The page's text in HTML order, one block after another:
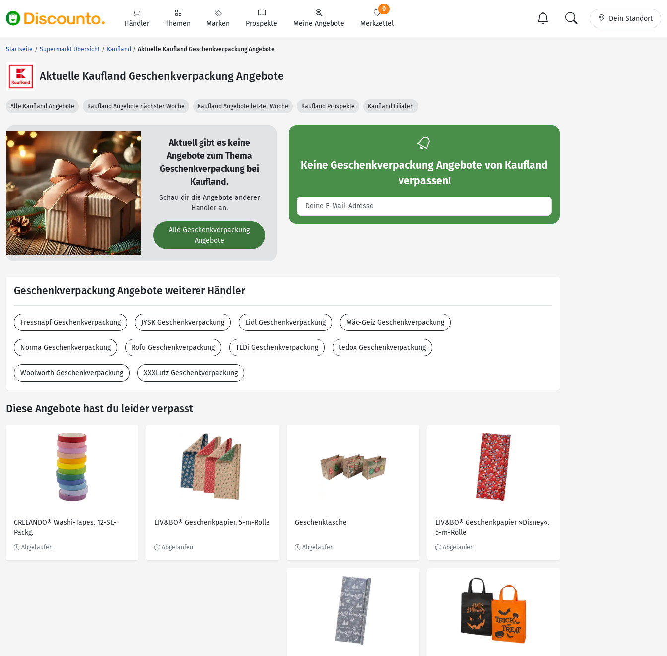
Händler Themen Marken Prospekte Meine Angebote Merkzettel
0
Dein Standort
Startseite Supermarkt Übersicht Kaufland Aktuelle Kaufland Geschenkverpackung Angebote
Aktuelle Kaufland Geschenkverpackung Angebote
Alle Kaufland Angebote Kaufland Angebote nächster Woche Kaufland Angebote letzter Woche Kaufland Prospekte Kaufland Filialen
Aktuell gibt es keine
Angebote zum Thema
Geschenkverpackung bei
Kaufland.
Schau dir die Angebote anderer
Händler an.
Alle Geschenkverpackung
Angebote
Keine Geschenkverpackung Angebote von Kaufland
verpassen!
Geschenkverpackung Angebote weiterer Händler
Fressnapf Geschenkverpackung JYSK Geschenkverpackung Lidl Geschenkverpackung Mäc-Geiz Geschenkverpackung
Norma Geschenkverpackung Rofu Geschenkverpackung TEDi Geschenkverpackung tedox Geschenkverpackung
Woolworth Geschenkverpackung XXXLutz Geschenkverpackung
Diese Angebote hast du leider verpasst
CRELANDO® Washi-Tapes, 12-St.-
Packg.
LIV&BO® Geschenkpapier, 5-m-Rolle Geschenktasche
LIV&BO® Geschenkpapier »Disney«,
5-m-Rolle